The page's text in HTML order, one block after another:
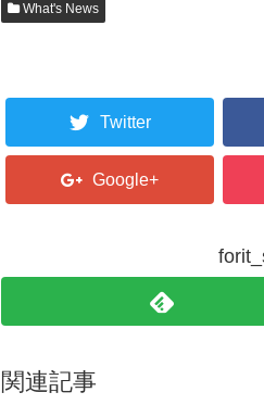
What's News
Twitter
Google+
関連記事